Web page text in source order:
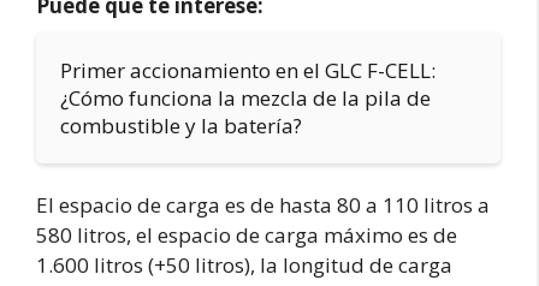
Primer accionamiento en el GLC F-CELL:
¿Cómo funciona la mezcla de la pila de
combustible y la batería?
El espacio de carga es de hasta 80 a 110 litros a
580 litros, el espacio de carga máximo es de
1.600 litros (+50 litros), la longitud de carga